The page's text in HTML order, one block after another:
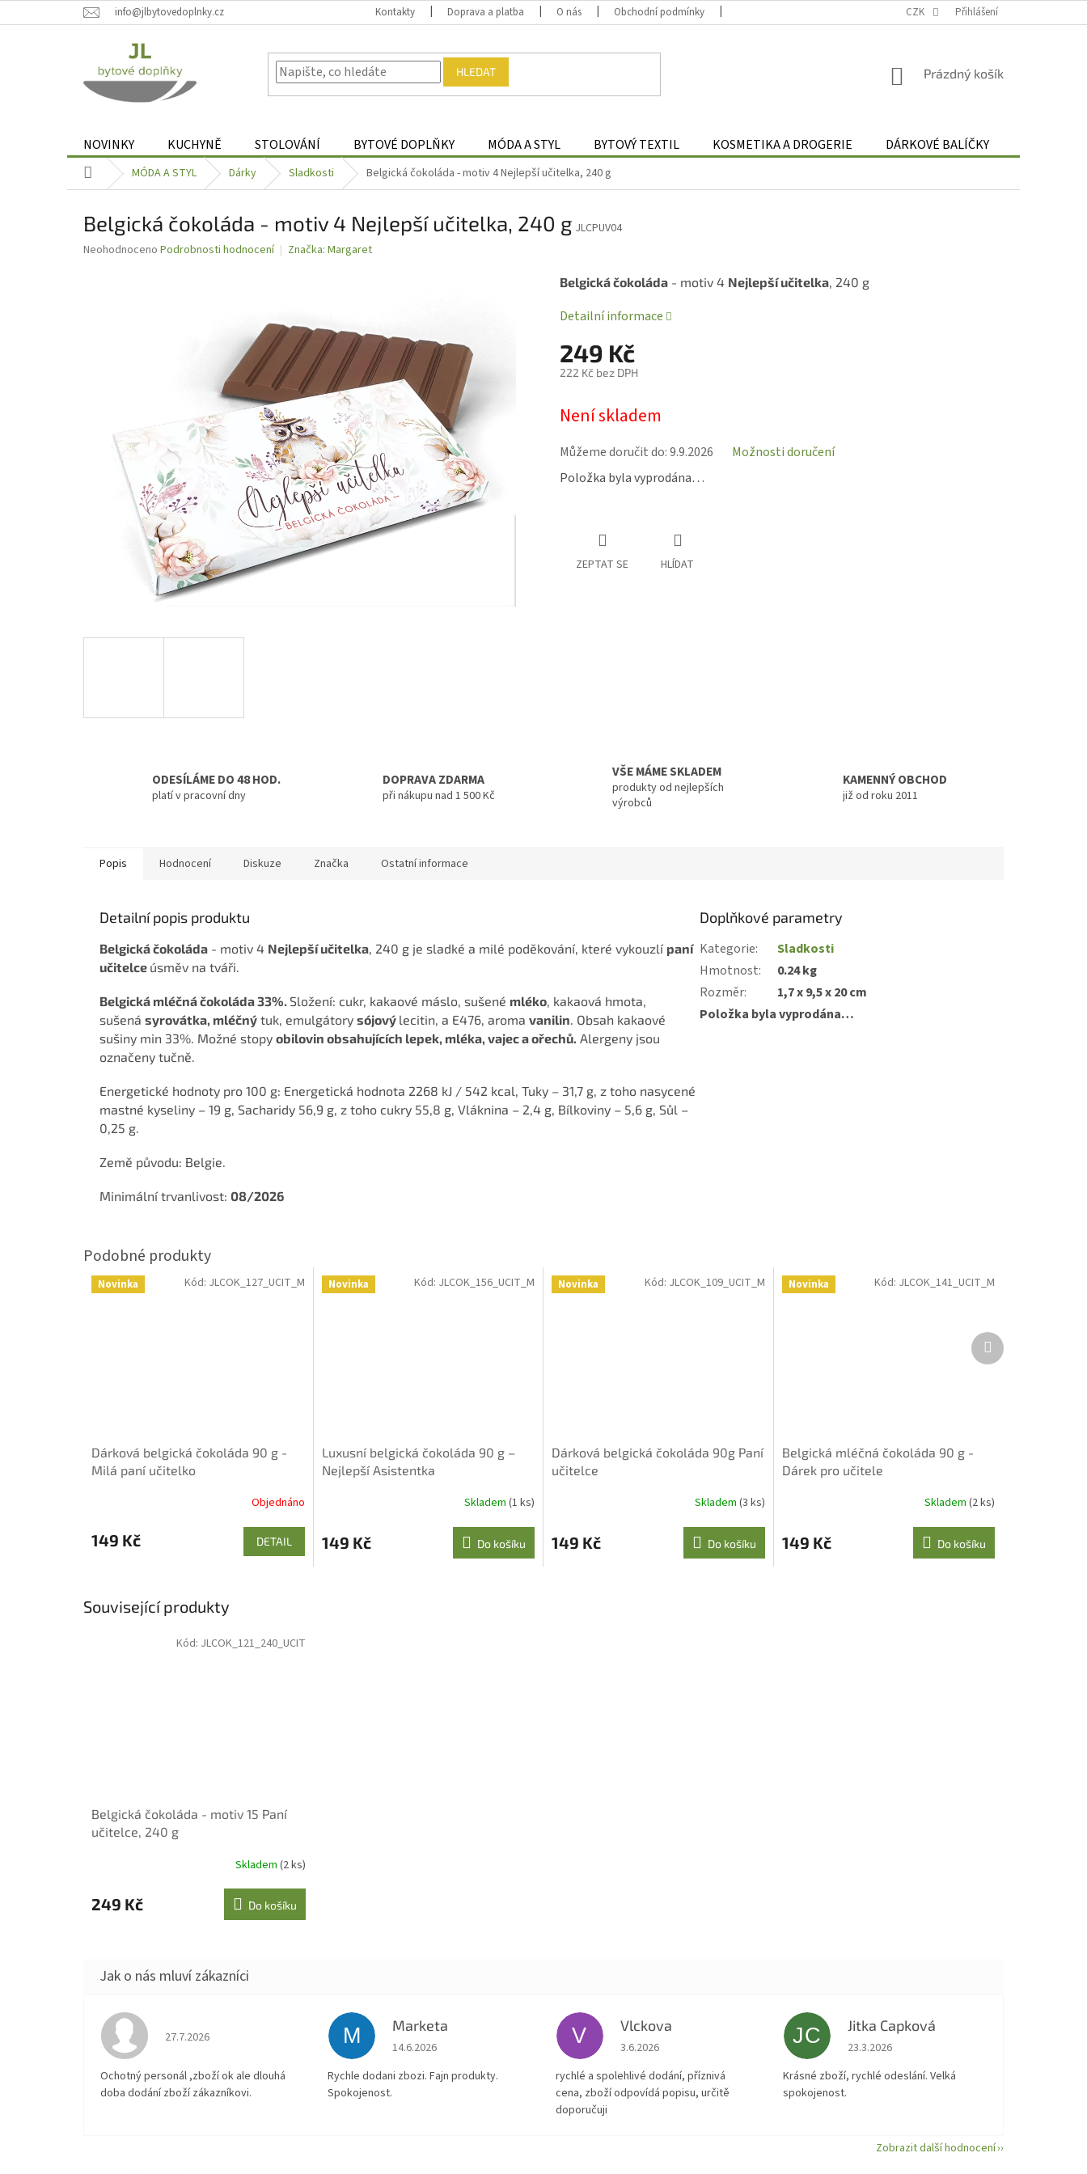
na
info@jlbytovedoplnky.cz Kontakty Doprava a platba O nás Obchodní podmínky Odstoupení od smlouvy
CZK Přihlášení
HLEDAT
NÁKUPNÍ
Prázdný košík
NOVINKY KUCHYNĚ STOLOVÁNÍ BYTOVÉ DOPLŇKY MÓDA A STYL BYTOVÝ TEXTIL KOSMETIKA A DROGERIE DÁRKOVÉ BALÍČKY
Domů MÓDA A STYL Dárky Sladkosti Belgická čokoláda - motiv 4 Nejlepší učitelka, 240 g
Belgická čokoláda - motiv 4 Nejlepší učitelka, 240 g JLCPUV04
Průměrné
Neohodnoceno Podrobnosti hodnocení Značka: Margaret
249 Kč
222 Kč bez DPH
cena:
Není skladem
Můžeme doručit do:9.9.2026
Možnosti doručení
Položka byla vyprodána…
Belgická čokoláda - motiv 4 Nejlepší učitelka, 240 g
Detailní informace
ZEPTAT SE HLÍDAT
ODESÍLÁME DO 48 HOD.
platí v pracovní dny
DOPRAVA ZDARMA
při nákupu nad 1 500 Kč
VŠE MÁME SKLADEM
produkty od nejlepších
výrobců
KAMENNÝ OBCHOD
již od roku 2011
Popis Hodnocení Diskuze Značka Ostatní informace
Detailní popis produktu
Belgická čokoláda - motiv 4 Nejlepší učitelka , 240 g je sladké a milé poděkování, které vykouzlí paní
učitelce úsměv na tváři.
Belgická mléčná čokoláda 33%. Složení: cukr, kakaové máslo, sušené mléko , kakaová hmota,
sušená syrovátka, mléčný tuk, emulgátory sójový lecitin, a E476, aroma vanilin . Obsah kakaové
sušiny min 33%. Možné stopy obilovin obsahujících lepek, mléka, vajec a ořechů. Alergeny jsou
označeny tučně.
Energetické hodnoty pro 100 g: Energetická hodnota 2268 kJ / 542 kcal, Tuky – 31,7 g, z toho nasycené
mastné kyseliny – 19 g, Sacharidy 56,9 g, z toho cukry 55,8 g, Vláknina – 2,4 g, Bílkoviny – 5,6 g, Sůl –
0,25 g.
Země původu: Belgie.
Minimální trvanlivost: 08/2026
Doplňkové parametry
Kategorie:
Sladkosti
Hmotnost:
0.24 kg
Rozměr:
1,7 x 9,5 x 20 cm
Položka byla vyprodána…
Novinka
Dárková belgická čokoláda 90 g -
Milá paní učitelko
Objednáno
149 Kč DETAIL
Kód: JLCOK_127_UCIT_M Novinka
Luxusní belgická čokoláda 90 g –
Nejlepší Asistentka
Skladem (1 ks)
149 Kč Do košíku
Kód: JLCOK_156_UCIT_M Novinka
Dárková belgická čokoláda 90g Paní
učitelce
Skladem (3 ks)
149 Kč Do košíku
Kód: JLCOK_109_UCIT_M Novinka
Belgická mléčná čokoláda 90 g -
Dárek pro učitele
Skladem (2 ks)
149 Kč Do košíku
Kód: JLCOK_141_UCIT_M
Další
produkt
Související produkty
Belgická čokoláda - motiv 15 Paní
učitelce, 240 g
Skladem (2 ks)
249 Kč Do košíku
Kód: JLCOK_121_240_UCIT
Hodnocení obchodu je 4 z 5 hvězdiček.
27.7.2026
Ochotný personál ,zboží ok ale dlouhá
doba dodání zboží zákazníkovi.
M Marketa
Hodnocení obchodu je 5 z 5 hvězdiček.
14.6.2026
Rychle dodani zbozi. Fajn produkty.
Spokojenost.
V Vlckova
Hodnocení obchodu je 5 z 5 hvězdiček.
3.6.2026
rychlé a spolehlivé dodání, příznivá
cena, zboží odpovídá popisu, určitě
doporučuji
JC Jitka Capková
Hodnocení obchodu je 5 z 5 hvězdiček.
23.3.2026
Krásné zboží, rychlé odeslání. Velká
spokojenost.
Zobrazit další hodnocení